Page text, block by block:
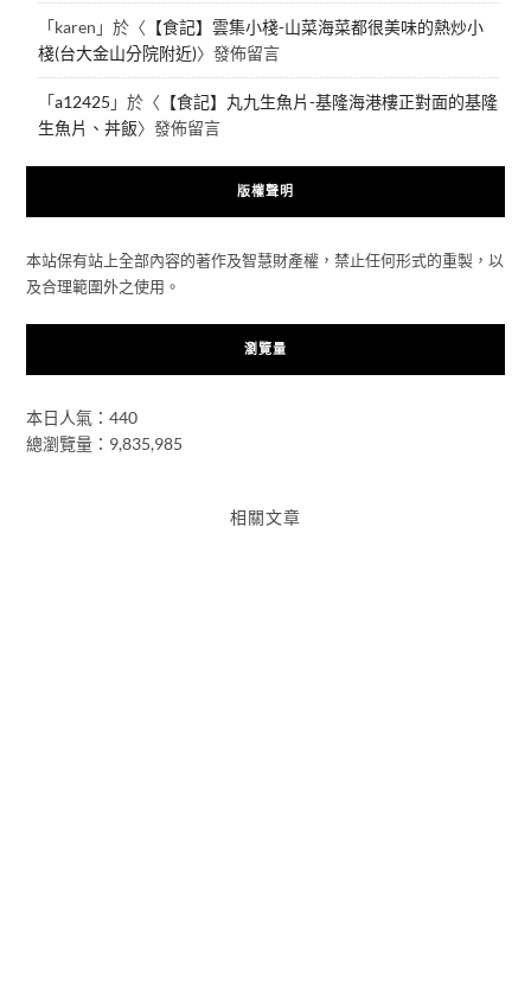
「karen 」於〈 【食記】雲集小棧-山菜海菜都很美味的熱炒小
棧(台大金山分院附近)〉發佈留言
「a12425 」於〈 【食記】丸九生魚片-基隆海港樓正對面的基隆
生魚片、丼飯〉發佈留言
版權聲明
本站保有站上全部內容的著作及智慧財產權，禁止任何形式的重製，以
及合理範圍外之使用。
瀏覽量
本日人氣：440
總瀏覽量：9,835,985
相關文章